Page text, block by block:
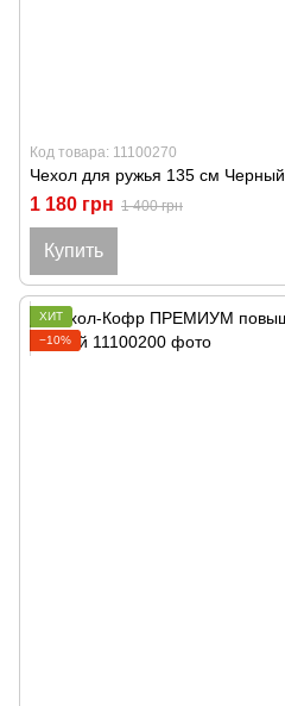
Код товара: 11100270
Чехол для ружья 135 см Черный
1 180 грн 1 400 грн
Купить
ХИТ
−10%